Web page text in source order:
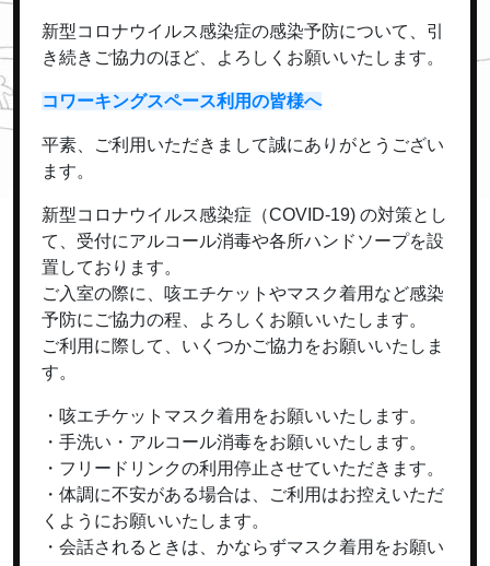
新型コロナウイルス感染症の感染予防について、引
き続きご協力のほど、よろしくお願いいたします。
コワーキングスペース利用の皆様へ
平素、ご利用いただきまして誠にありがとうござい
ます。
新型コロナウイルス感染症（COVID-19) の対策とし
て、受付にアルコール消毒や各所ハンドソープを設
置しております。
ご入室の際に、咳エチケットやマスク着用など感染
予防にご協力の程、よろしくお願いいたします。
ご利用に際して、いくつかご協力をお願いいたしま
す。
・咳エチケットマスク着用をお願いいたします。
・手洗い・アルコール消毒をお願いいたします。
・フリードリンクの利用停止させていただきます。
・体調に不安がある場合は、ご利用はお控えいただ
くようにお願いいたします。
・会話されるときは、かならずマスク着用をお願い